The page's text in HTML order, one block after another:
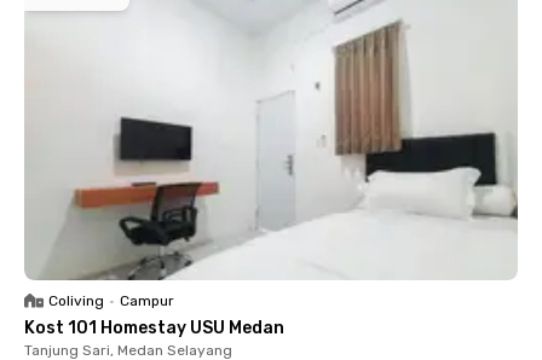
Coliving • Campur
Kost 101 Homestay USU Medan
Tanjung Sari, Medan Selayang